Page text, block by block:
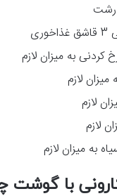
کردنی به میزان لازم
لازم
لازم
لازم
به میزان لازم
با گوشت